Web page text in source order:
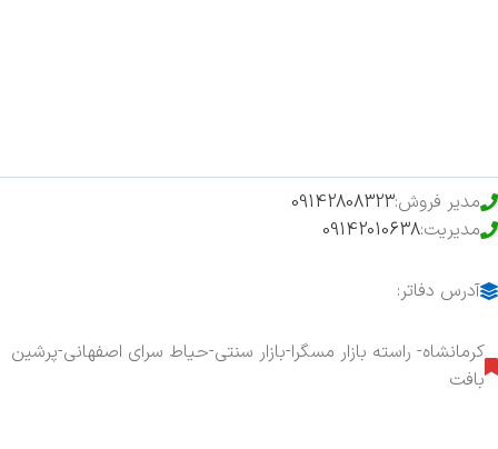
مدیر فروش:09142808323
مدیریت:09142010638
آدرس دفاتر:
کرمانشاه- راسته بازار مسگرا-بازار سنتی-حیاط سرای اصفهانی-پرشین
بافت